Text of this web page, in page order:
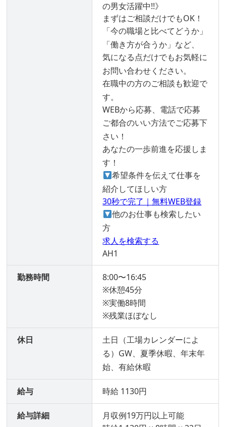
の男女活躍中!!》
まずはご相談だけでもOK！
「今の職場と比べてどうか」
「働き方が合うか」など、
気になる点だけでもお気軽に
お問い合わせください。
在職中の方のご相談も歓迎で
す。
WEBから応募、電話で応募
ご都合のいい方法でご応募下
さい！
あなたの一歩前進を応援しま
す！
希望条件を伝えて仕事を
紹介してほしい方
30秒で完了｜無料WEB登録
他のお仕事も検索したい
方
求人を検索する
AH1
勤務時間
8:00〜16:45
※休憩45分
※実働8時間
※残業ほぼなし
休日
土日（工場カレンダーによ
る）GW、夏季休暇、年末年
始、有給休暇
給与 時給 1130円
給与詳細
月収例19万円以上可能